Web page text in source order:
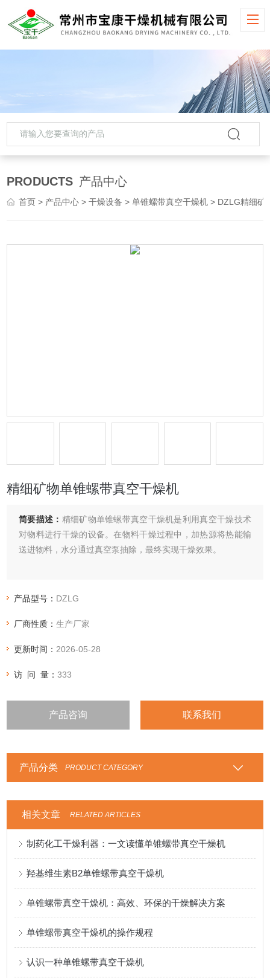
PRODUCTS 产品中心
首页 > 产品中心 >干燥设备 >单锥螺带真空干燥机 > DZLG精细矿物单锥螺带真空干燥机
精细矿物单锥螺带真空干燥机
简要描述： 精细矿物单锥螺带真空干燥机是利用真空干燥技术
对物料进行干燥的设备。在物料干燥过程中，加热源将热能输
送进物料，水分通过真空泵抽除，最终实现干燥效果。
产品型号： DZLG
厂商性质：生产厂家
更新时间： 2026-05-28
访 问 量：333
产品咨询 联系我们
产品分类 PRODUCT CATEGORY
相关文章 RELATED ARTICLES
制药化工干燥利器：一文读懂单锥螺带真空干燥机
羟基维生素B2单锥螺带真空干燥机
单锥螺带真空干燥机：高效、环保的干燥解决方案
单锥螺带真空干燥机的操作规程
认识一种单锥螺带真空干燥机